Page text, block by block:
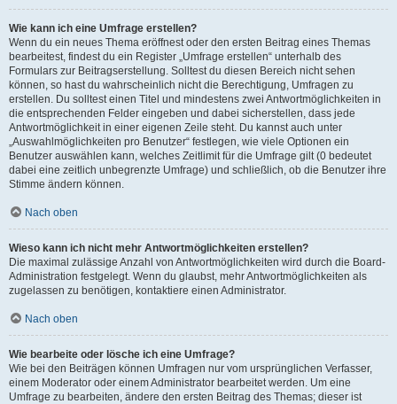
Wie kann ich eine Umfrage erstellen?
Wenn du ein neues Thema eröffnest oder den ersten Beitrag eines Themas
bearbeitest, findest du ein Register „Umfrage erstellen“ unterhalb des
Formulars zur Beitragserstellung. Solltest du diesen Bereich nicht sehen
können, so hast du wahrscheinlich nicht die Berechtigung, Umfragen zu
erstellen. Du solltest einen Titel und mindestens zwei Antwortmöglichkeiten in
die entsprechenden Felder eingeben und dabei sicherstellen, dass jede
Antwortmöglichkeit in einer eigenen Zeile steht. Du kannst auch unter
„Auswahlmöglichkeiten pro Benutzer“ festlegen, wie viele Optionen ein
Benutzer auswählen kann, welches Zeitlimit für die Umfrage gilt (0 bedeutet
dabei eine zeitlich unbegrenzte Umfrage) und schließlich, ob die Benutzer ihre
Stimme ändern können.
Nach oben
Wieso kann ich nicht mehr Antwortmöglichkeiten erstellen?
Die maximal zulässige Anzahl von Antwortmöglichkeiten wird durch die Board-
Administration festgelegt. Wenn du glaubst, mehr Antwortmöglichkeiten als
zugelassen zu benötigen, kontaktiere einen Administrator.
Nach oben
Wie bearbeite oder lösche ich eine Umfrage?
Wie bei den Beiträgen können Umfragen nur vom ursprünglichen Verfasser,
einem Moderator oder einem Administrator bearbeitet werden. Um eine
Umfrage zu bearbeiten, ändere den ersten Beitrag des Themas; dieser ist